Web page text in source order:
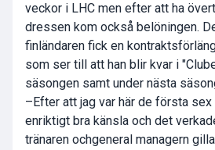
veckor i LHC men efter att ha
dressen kom också belöningen.
finländaren fick en
som ser till att han blir kvar i
säsongen samt under nästa
–Efter att jag var här de första
enriktigt bra känsla och det
tränaren ochgeneral managern